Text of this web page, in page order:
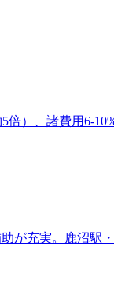
）、諸費用6-
が充実。鹿沼駅